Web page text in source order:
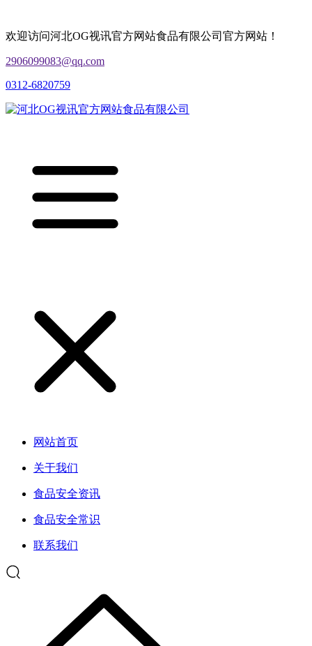
欢迎访问河北OG视讯官方网站食品有限公司官方网站！
2906099083@qq.com
0312-6820759
网站首页
关于我们
食品安全资讯
食品安全常识
联系我们